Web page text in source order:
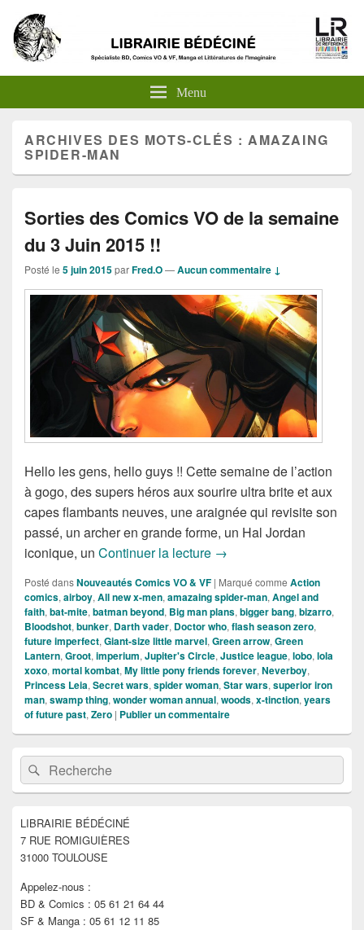
Menu
ARCHIVES DES MOTS-CLÉS : AMAZAING
SPIDER-MAN
Sorties des Comics VO de la semaine
du 3 Juin 2015 !!
Posté le 5 juin 2015parFred.O—Aucun commentaire ↓
Hello les gens, hello guys !! Cette semaine de l’action
à gogo, des supers héros aux sourire ultra brite et aux
capes flambants neuves, une araignée qui revisite son
passé, un archer en grande forme, un Hal Jordan
iconique, un Continuer la lecture Sorties des Comics VO
→
Posté dansNouveautés Comics VO & VF | Marqué comme Action
comics, airboy, All new x-men, amazaing spider-man, Angel and
faith, bat-mite, batman beyond, Big man plans, bigger bang, bizarro,
Bloodshot, bunker, Darth vader, Doctor who, flash season zero,
future imperfect, Giant-size little marvel, Green arrow, Green
Lantern, Groot, imperium, Jupiter's Circle, Justice league, lobo, lola
xoxo, mortal kombat, My little pony friends forever, Neverboy,
Princess Leia, Secret wars, spider woman, Star wars, superior iron
man, swamp thing, wonder woman annual, woods, x-tinction, years
of future past, Zero | Publier un commentaire
Zone
principale
de
widget
barre
latérale
Recherche :Rechercher
LIBRAIRIE BÉDÉCINÉ
7 RUE ROMIGUIÈRES
31000 TOULOUSE
Appelez-nous :
BD & Comics : 05 61 21 64 44
SF & Manga : 05 61 12 11 85